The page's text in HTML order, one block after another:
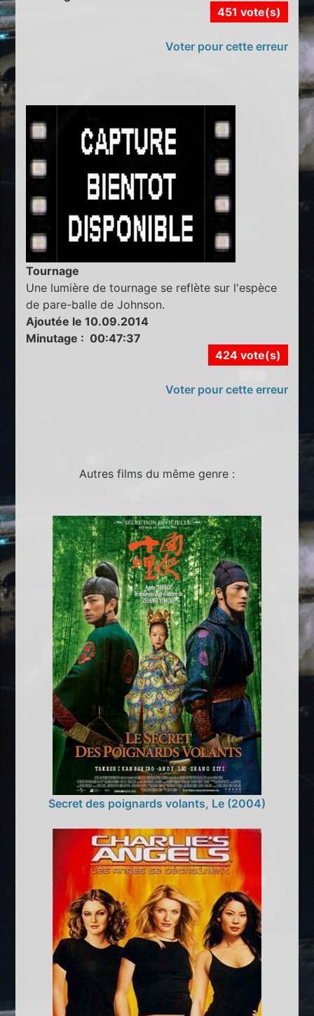
451 vote(s)
Voter pour cette erreur
Tournage
Une lumière de tournage se reflète sur l'espèce
de pare-balle de Johnson.
Ajoutée le 10.09.2014
Minutage : 00:47:37
424 vote(s)
Voter pour cette erreur
Autres films du même genre :
Secret des poignards volants, Le (2004)